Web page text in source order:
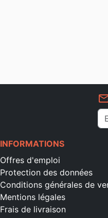
INFORMATIONS
Offres d'emploi
Protection des données
Conditions générales de
Mentions légales
Frais de livraison